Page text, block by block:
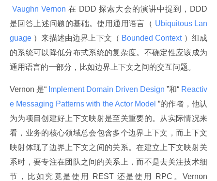
Vaughn Vernon 在 DDD 探索大会的演讲中提到，DDD
是回答上述问题的基础。使用通用语言（ Ubiquitous Lan
guage ）来描述由边界上下文（ Bounded Context ）组成
的系统可以降低分布式系统的复杂度。不确定性应该成为
通用语言的一部分，比如边界上下文之间的交互问题。
Vernon 是“ Implement Domain Driven Design ”和“ Reactiv
e Messaging Patterns with the Actor Model ”的作者，他认
为为项目创建好上下文映射是至关重要的。从实际情况来
看，业务的核心领域总会包含多个边界上下文，而上下文
映射体现了边界上下文之间的关系。在建立上下文映射关
系时，要专注在团队之间的关系上，而不是去关注技术细
节，比如究竟是使用 REST 还是使用 RPC。Vernon